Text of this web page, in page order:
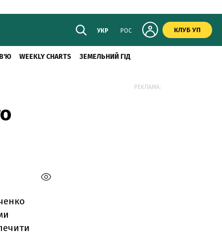
УКР РОС КЛУБ УП
WEEKLY CHARTS ЗЕМЕЛЬНИЙ ГІД
РЕКЛАМА: